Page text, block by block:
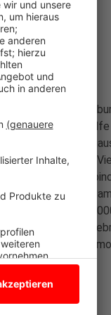
in eine
als die CDU
beschloss. In
Demokratie und
der Kirche
ebenfalls am
rund
also am 15.
und Solidarität